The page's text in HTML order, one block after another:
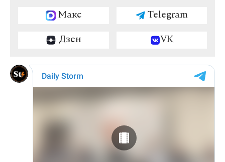
Макс Telegram
Дзен VK